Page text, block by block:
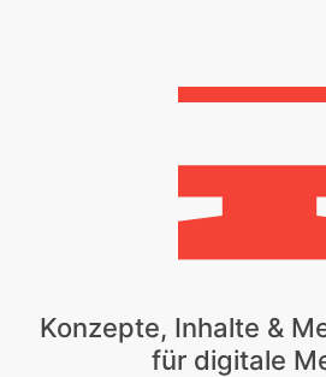
Konzepte, Inhalte &
für digitale